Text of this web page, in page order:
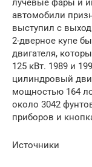
автомобили
выступил с
2-дверное купе
двигателя,
125 кВт. 1989 и
цилиндровый
мощностью 164
около 3042
приборов и
Источники